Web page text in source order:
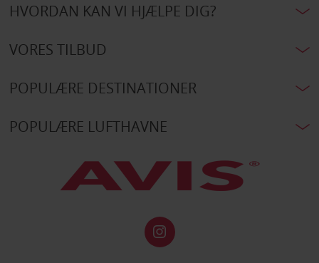
HVORDAN KAN VI HJÆLPE DIG?
VORES TILBUD
POPULÆRE DESTINATIONER
POPULÆRE LUFTHAVNE